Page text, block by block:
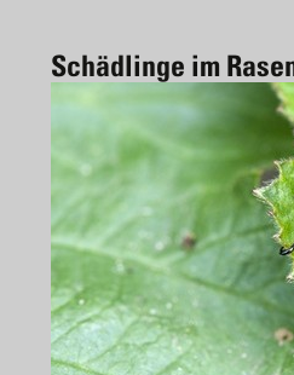
Schädlinge im